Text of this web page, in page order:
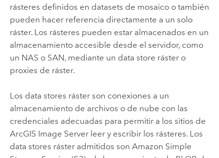
rásteres definidos en datasets de mosaico o también
pueden hacer referencia directamente a un solo
ráster. Los rásteres pueden estar almacenados en un
almacenamiento accesible desde el servidor, como
un NAS o SAN, mediante un data store ráster o
proxies de ráster.
Los data stores ráster son conexiones a un
almacenamiento de archivos o de nube con las
credenciales adecuadas para permitir a los sitios de
ArcGIS Image Serverleer y escribir los rásteres. Los
data stores ráster admitidos son Amazon Simple